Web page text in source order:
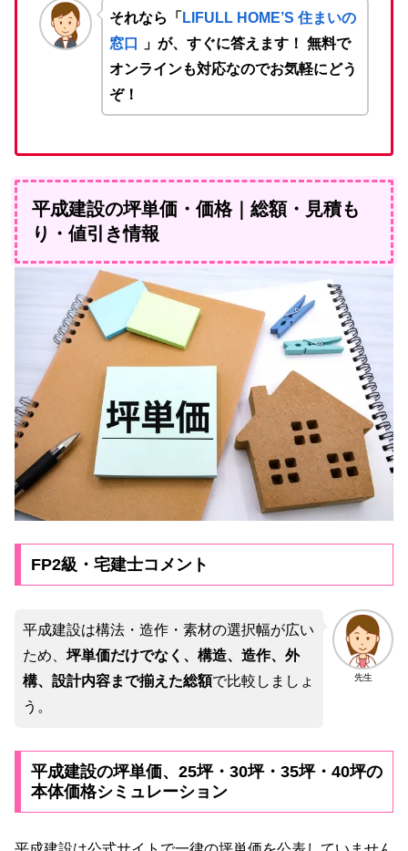
それなら「 LIFULL HOME’S 住まいの
窓口
」が、すぐに答えます！ 無料で
オンラインも対応なのでお気軽にどう
ぞ！
平成建設の坪単価・価格｜総額・見積も
り・値引き情報
FP2級・宅建士コメント
先生
平成建設は構法・造作・素材の選択幅が広い
ため、 坪単価だけでなく、構造、造作、外
構、設計内容まで揃えた総額で比較しましょ
う。
平成建設の坪単価、25坪・30坪・35坪・40坪の
本体価格シミュレーション